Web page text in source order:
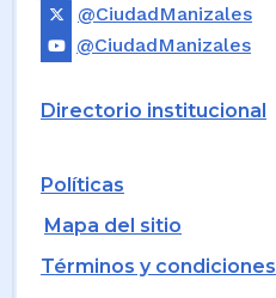
@CiudadManizales
@CiudadManizales
Directorio institucional
Políticas
Mapa del sitio
Términos y condiciones